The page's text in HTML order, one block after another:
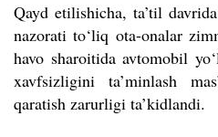
Qayd etilishicha, ta’til
nazorati to‘liq ota-onalar
havo sharoitida avtomobil
xavfsizligini ta’minlash
qaratish zarurligi ta’kidlandi.